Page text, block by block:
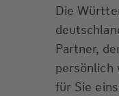
Die
Partner,
persönlich
für Sie